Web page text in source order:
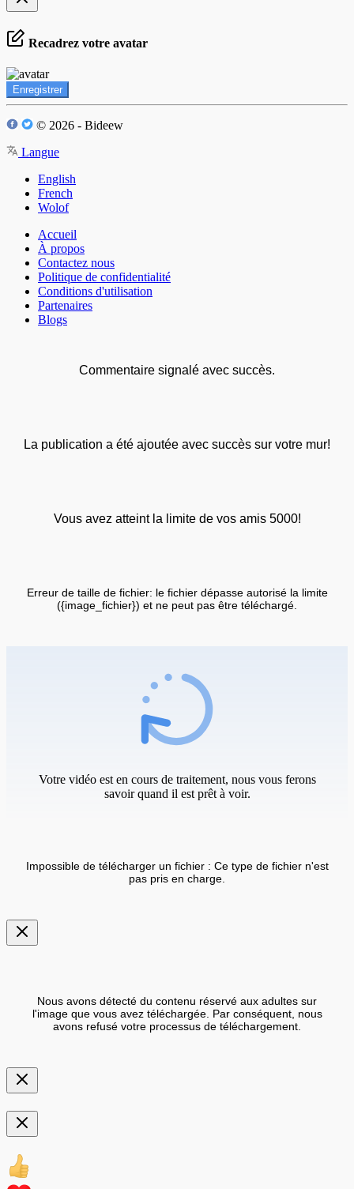
Recadrez votre avatar
Enregistrer
© 2026 - Bideew
Langue
English
French
Wolof
Accueil
À propos
Contactez nous
Politique de confidentialité
Conditions d'utilisation
Partenaires
Blogs
Commentaire signalé avec succès.
La publication a été ajoutée avec succès sur votre mur!
Vous avez atteint la limite de vos amis 5000!
Erreur de taille de fichier: le fichier dépasse autorisé la limite
({image_fichier}) et ne peut pas être téléchargé.
Votre vidéo est en cours de traitement, nous vous ferons
savoir quand il est prêt à voir.
Impossible de télécharger un fichier : Ce type de fichier n'est
pas pris en charge.
Nous avons détecté du contenu réservé aux adultes sur
l'image que vous avez téléchargée. Par conséquent, nous
avons refusé votre processus de téléchargement.